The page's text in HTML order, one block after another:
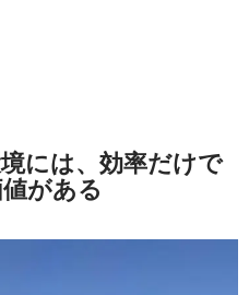
には、効率だけで
がある